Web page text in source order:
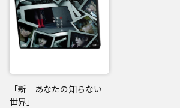
「新 あなたの知らない
世界」